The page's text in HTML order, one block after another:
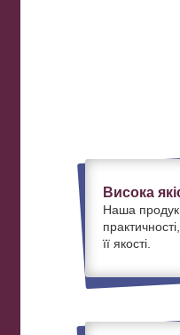
Висока
Наша
її якості.